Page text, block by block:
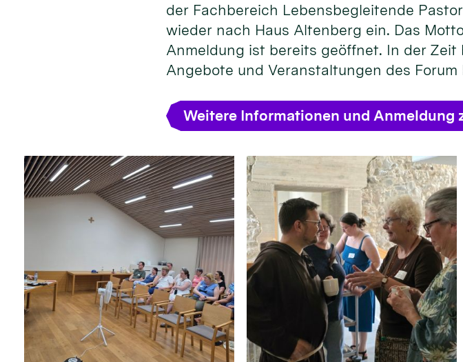
der Fachbereich Lebensbegleitende
wieder nach Haus Altenberg ein. Das
Anmeldung ist bereits geöffnet. In der
Angebote und Veranstaltungen des Forum
Weitere Informationen und Anmeldung